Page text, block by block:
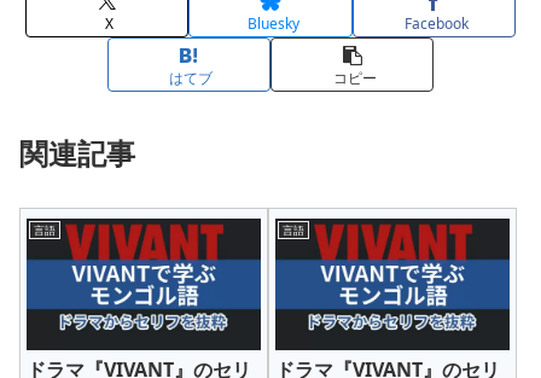
X Bluesky Facebook
はてブ コピー
関連記事
言語
ドラマ『VIVANT』のセリ
言語
ドラマ『VIVANT』のセリ